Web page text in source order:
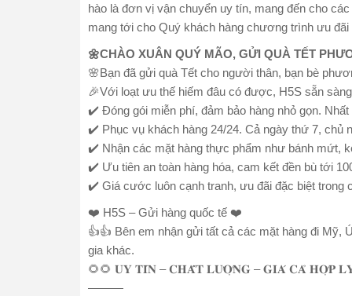
hào là đơn vị vận chuyển uy tín, mang đến cho
mang tới cho Quý khách hàng chương trình ưu đãi
🌼CHÀO XUÂN QUÝ MÃO, GỬI QUÀ TẾT
🌸Bạn đã gửi quà Tết cho người thân, bạn bè
🎉Với loạt ưu thế hiếm đâu có được, H5S sẵn
✔️ Đóng gói miễn phí, đảm bảo hàng nhỏ gọn.
✔️ Phục vụ khách hàng 24/24. Cả ngày thứ 7, chủ
✔️ Nhận các mặt hàng thực phẩm như bánh mứt,
✔️ Ưu tiên an toàn hàng hóa, cam kết đền bù tới
✔️ Giá cước luôn cạnh tranh, ưu đãi đặc biệt trong
❤️ H5S – Gửi hàng quốc tế ❤️
👍👍 Bên em nhận gửi tất cả các mặt hàng đi Mỹ,
gia khác.
🌻🌻 𝐔𝐘 𝐓𝐈́𝐍 – 𝐂𝐇𝐀̂́𝐓 𝐋𝐔̛𝐎̛̣𝐍𝐆 – 𝐆𝐈𝐀́ 𝐂𝐀̉ 𝐇𝐎̛̣𝐏
———